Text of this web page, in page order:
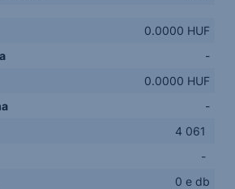
0.0000 HUF
-
0.0000 HUF
-
4 061
-
0 e db